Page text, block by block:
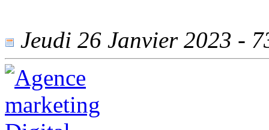
Jeudi 26 Janvier 2023 -